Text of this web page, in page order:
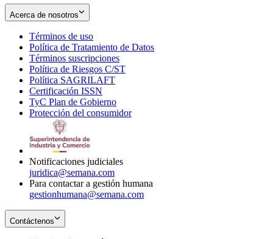
Acerca de nosotros
Términos de uso
in
new
window
Política de Tratamiento de Datos
Términos suscripciones
in
Política de Riesgos C/ST
Política SAGRILAFT
new
window
Certificación ISSN
in
new
TyC Plan de Gobierno
in
Protección del consumidorOpens
Notificaciones judiciales
juridica@semana.com
Para contactar a gestión humana
gestionhumana@semana.com
Contáctenos